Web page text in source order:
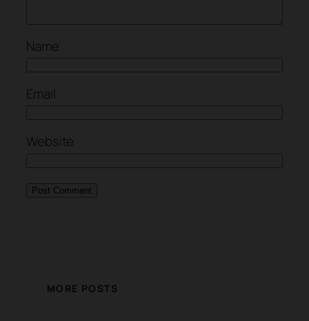
Name
Email
Website
MORE POSTS